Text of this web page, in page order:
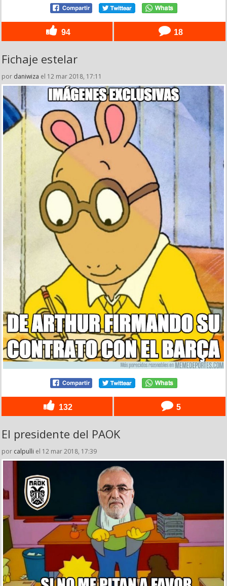
94 18
Fichaje estelar
por daniwiza el 12 mar 2018, 17:11
132 5
El presidente del PAOK
por calpulli el 12 mar 2018, 17:39